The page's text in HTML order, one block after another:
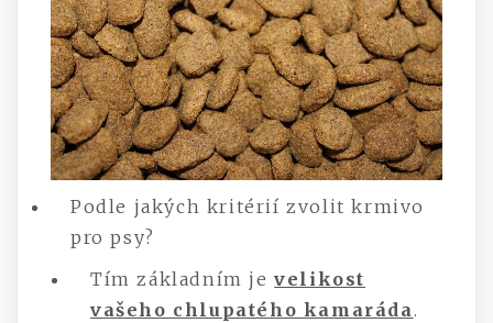
Podle jakých kritérií zvolit krmivo
pro psy?
Tím základním jevelikost
vašeho chlupatého kamaráda.